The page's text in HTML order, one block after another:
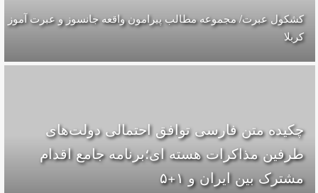
کشکول عبرت/ مجموعه مطالب پیرامون واقعه جانسوز و عبرت آموز
کربلا
چکیده متن فارسی توافق احتمالی دولت‌های
طرفین مذاکرات هسته ای؛برنامه جامع اقدام
مشترک بین ایران و ۱+۵